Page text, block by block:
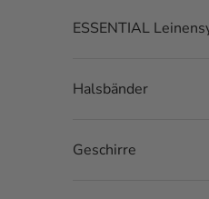
ESSENTIAL
Halsbänder
Geschirre